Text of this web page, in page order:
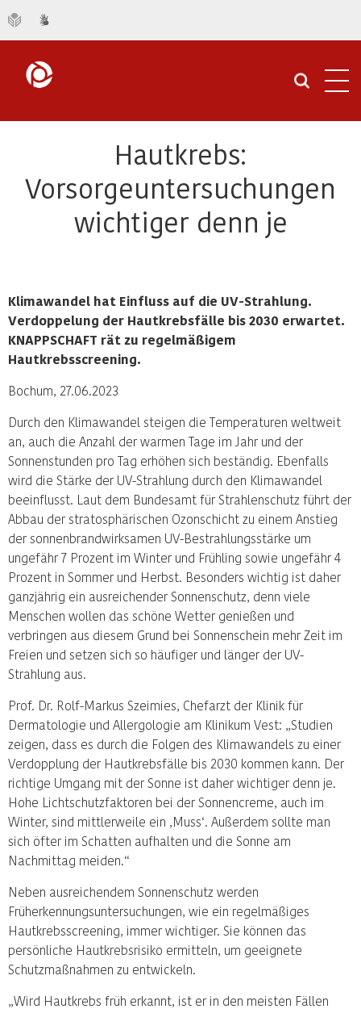
Hautkrebs:
Vorsorgeuntersuchungen
wichtiger denn je
Klimawandel hat Einfluss auf die UV-Strahlung.
Verdoppelung der Hautkrebsfälle bis 2030 erwartet.
KNAPPSCHAFT rät zu regelmäßigem
Hautkrebsscreening.
Bochum, 27.06.2023
Durch den Klimawandel steigen die Temperaturen weltweit
an, auch die Anzahl der warmen Tage im Jahr und der
Sonnenstunden pro Tag erhöhen sich beständig. Ebenfalls
wird die Stärke der UV-Strahlung durch den Klimawandel
beeinflusst. Laut dem Bundesamt für Strahlenschutz führt der
Abbau der stratosphärischen Ozonschicht zu einem Anstieg
der sonnenbrandwirksamen UV-Bestrahlungsstärke um
ungefähr 7 Prozent im Winter und Frühling sowie ungefähr 4
Prozent in Sommer und Herbst. Besonders wichtig ist daher
ganzjährig ein ausreichender Sonnenschutz, denn viele
Menschen wollen das schöne Wetter genießen und
verbringen aus diesem Grund bei Sonnenschein mehr Zeit im
Freien und setzen sich so häufiger und länger der UV-
Strahlung aus.
Prof. Dr. Rolf-Markus Szeimies, Chefarzt der Klinik für
Dermatologie und Allergologie am Klinikum Vest: „Studien
zeigen, dass es durch die Folgen des Klimawandels zu einer
Verdopplung der Hautkrebsfälle bis 2030 kommen kann. Der
richtige Umgang mit der Sonne ist daher wichtiger denn je.
Hohe Lichtschutzfaktoren bei der Sonnencreme, auch im
Winter, sind mittlerweile ein ‚Muss‘. Außerdem sollte man
sich öfter im Schatten aufhalten und die Sonne am
Nachmittag meiden.“
Neben ausreichendem Sonnenschutz werden
Früherkennungsuntersuchungen, wie ein regelmäßiges
Hautkrebsscreening, immer wichtiger. Sie können das
persönliche Hautkrebsrisiko ermitteln, um geeignete
Schutzmaßnahmen zu entwickeln.
„Wird Hautkrebs früh erkannt, ist er in den meisten Fällen